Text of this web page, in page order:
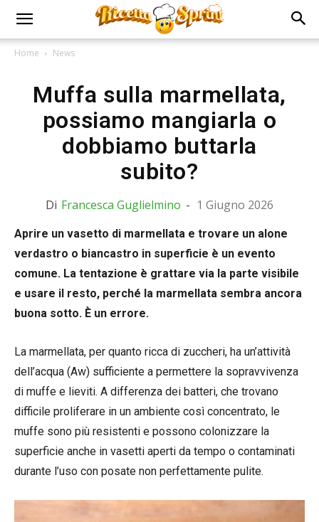
Home News
Muffa sulla marmellata,
possiamo mangiarla o
dobbiamo buttarla
subito?
Di Francesca Guglielmino - 1 Giugno 2026
Aprire un vasetto di marmellata e trovare un alone
verdastro o biancastro in superficie è un evento
comune. La tentazione è grattare via la parte visibile
e usare il resto, perché la marmellata sembra ancora
buona sotto. È un errore.
La marmellata, per quanto ricca di zuccheri, ha un’attività
dell’acqua (Aw) sufficiente a permettere la sopravvivenza
di muffe e lieviti. A differenza dei batteri, che trovano
difficile proliferare in un ambiente così concentrato, le
muffe sono più resistenti e possono colonizzare la
superficie anche in vasetti aperti da tempo o contaminati
durante l’uso con posate non perfettamente pulite.